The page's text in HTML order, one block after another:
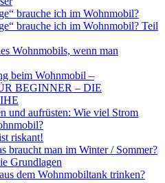
brauche ich im Wohnmobil?
brauche ich im Wohnmobil? Teil
Wohnmobils, wenn man
beim Wohnmobil –
BEGINNER – DIE
und aufrüsten: Wie viel Strom
riskant!
braucht man im Winter / Sommer?
Grundlagen
dem Wohnmobiltank trinken?